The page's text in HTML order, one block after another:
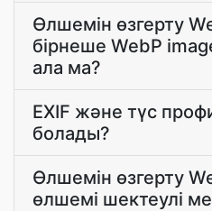
Өлшемін өзгерту
бірнеше WebP
ала ма?
EXIF және түс
болады?
Өлшемін өзгерту
өлшемі шектеулі